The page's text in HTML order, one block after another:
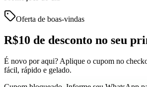
Oferta de boas-vindas
R$10 de desconto no seu
É novo por aqui? Aplique o cupom no
fácil, rápido e gelado.